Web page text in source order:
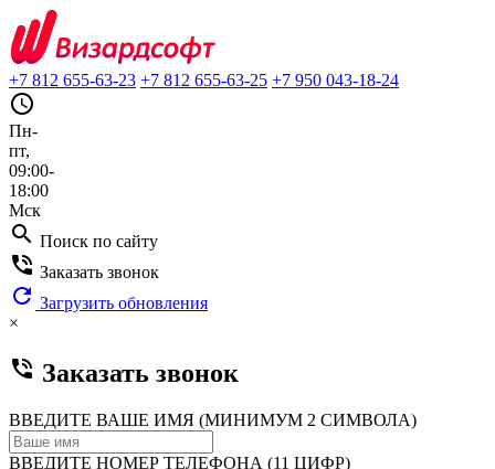
+7 812 655-63-23 +7 812 655-63-25 +7 950 043-18-24
query_builder
Пн-
пт,
09:00-
18:00
Мск
search Поиск по сайту
phone_in_talk Заказать звонок
refresh Загрузить обновления
×
phone_in_talk Заказать звонок
ВВЕДИТЕ ВАШЕ ИМЯ (МИНИМУМ 2 СИМВОЛА)
ВВЕДИТЕ НОМЕР ТЕЛЕФОНА (11 ЦИФР)